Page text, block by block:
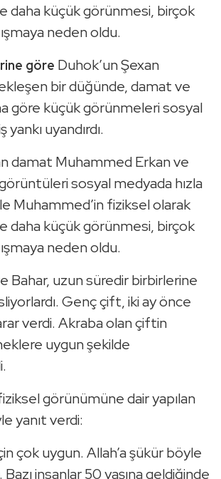
daha küçük görünmesi, birçok
neden oldu.
göre Duhok’un Şexan
bir düğünde, damat ve
göre küçük görünmeleri sosyal
uyandırdı.
damat Muhammed Erkan ve
görüntüleri sosyal medyada hızla
Muhammed’in fiziksel olarak
daha küçük görünmesi, birçok
neden oldu.
Bahar, uzun süredir birbirlerine
Genç çift, iki ay önce
verdi. Akraba olan çiftin
uygun şekilde
görünümüne dair yapılan
yanıt verdi:
çok uygun. Allah’a şükür böyle
insanlar 50 yaşına geldiğinde